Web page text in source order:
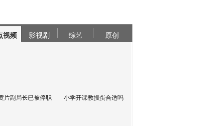
视频 影视剧 综艺 原创
片副局长已被停职 小学开课教掼蛋合适吗